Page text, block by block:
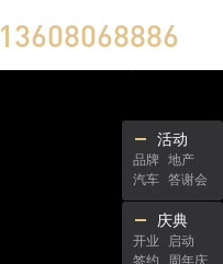
13608068886
活动
品牌 地产
汽车 答谢会
庆典
开业
启动
签约 周年庆